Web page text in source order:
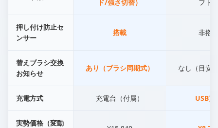
ド/強さ切替）
フト
押し付け防止セ
ンサー
搭載 非搭
替えブラシ交換
お知らせ
あり（ブラシ同期式） なし（目安
充電方式 充電台（付属） USB充
実勢価格（変動